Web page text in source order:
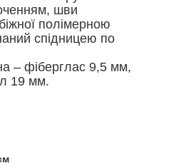
шви
полімерною
спідницею по
– фіберглас 9,5 мм,
19 мм.